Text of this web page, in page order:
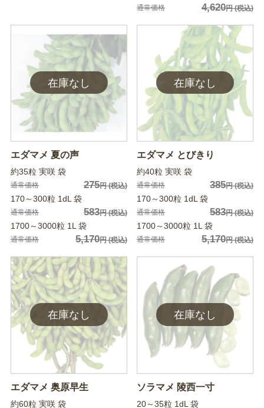
通常価格 4,620円(税込)
エダマメ 夏の声
約35粒 実咲 袋
通常価格 275円(税込)
170～300粒 1dL 袋
通常価格 583円(税込)
1700～3000粒 1L 袋
通常価格 5,170円(税込)
エダマメ とびきり
約40粒 実咲 袋
通常価格 385円(税込)
170～300粒 1dL 袋
通常価格 583円(税込)
1700～3000粒 1L 袋
通常価格 5,170円(税込)
エダマメ 奥原早生
約60粒 実咲 袋
ソラマメ 陵西一寸
20～35粒 1dL 袋